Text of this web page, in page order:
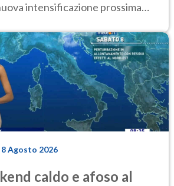
intensificazione prossima
8 Agosto 2026
caldo e afoso al